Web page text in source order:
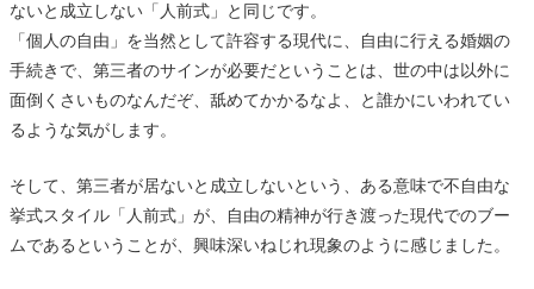
ないと成立しない「人前式」と同じです。
「個人の自由」を当然として許容する現代に、自由に行える婚姻の
手続きで、第三者のサインが必要だということは、世の中は以外に
面倒くさいものなんだぞ、舐めてかかるなよ、と誰かにいわれてい
るような気がします。
そして、第三者が居ないと成立しないという、ある意味で不自由な
挙式スタイル「人前式」が、自由の精神が行き渡った現代でのブー
ムであるということが、興味深いねじれ現象のように感じました。